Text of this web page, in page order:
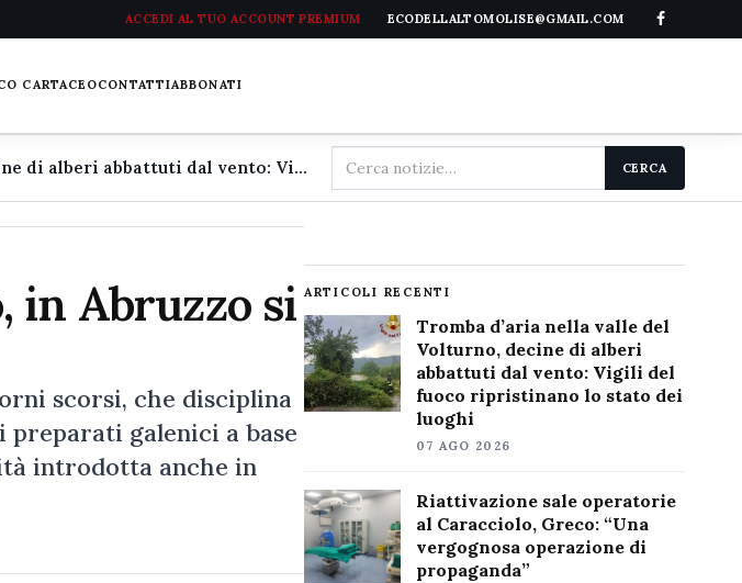
ACCEDI AL TUO ACCOUNT PREMIUM ECODELLALTOMOLISE@GMAIL.COM
CARTACEOCONTATTIABBONATI
Tromba d'aria nella valle del Volturno, decine di alberi abbattuti dal vento: Vigili del fuoco ripristinano lo stato dei luoghi
Cerca
nel
CERCA
in Abruzzo si
scorsi, che disciplina
galenici a base
introdotta anche in
ARTICOLI RECENTI
Tromba d’aria nella valle del
Volturno, decine di alberi
abbattuti dal vento: Vigili del
fuoco ripristinano lo stato dei
luoghi
07 AGO 2026
Riattivazione sale operatorie
al Caracciolo, Greco: “Una
vergognosa operazione di
propaganda”